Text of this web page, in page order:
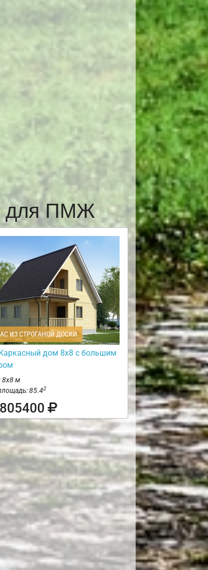
для ПМЖ
ИЗ СТРОГАНОЙ ДОСКИ
дом 8х8 с большим
8х8 м
85.42